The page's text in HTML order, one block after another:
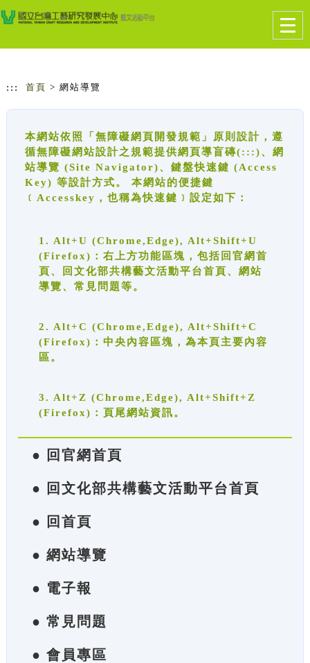
跳到主要內容
網站導覽
::: 首頁 > 網站導覽
本網站依照「無障礙網頁開發規範」原則設計，遵
循無障礙網站設計之規範提供網頁導盲磚(:::)、網
站導覽 (Site Navigator)、鍵盤快速鍵 (Access
Key) 等設計方式。 本網站的便捷鍵
﹝Accesskey，也稱為快速鍵﹞設定如下：
1. Alt+U (Chrome,Edge), Alt+Shift+U
(Firefox)：右上方功能區塊，包括回官網首
頁、回文化部共構藝文活動平台首頁、網站
導覽、常見問題等。
2. Alt+C (Chrome,Edge), Alt+Shift+C
(Firefox)：中央內容區塊，為本頁主要內容
區。
3. Alt+Z (Chrome,Edge), Alt+Shift+Z
(Firefox)：頁尾網站資訊。
● 回官網首頁
● 回文化部共構藝文活動平台首頁
● 回首頁
● 網站導覽
● 電子報
● 常見問題
● 會員專區